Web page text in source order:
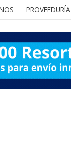
PROVEEDURÍA